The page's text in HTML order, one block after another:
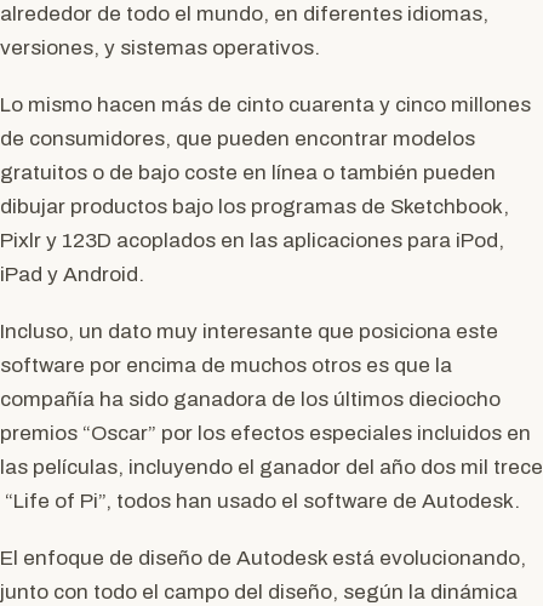
alrededor de todo el mundo, en diferentes idiomas,
versiones, y sistemas operativos.
Lo mismo hacen más de cinto cuarenta y cinco millones
de consumidores, que pueden encontrar modelos
gratuitos o de bajo coste en línea o también pueden
dibujar productos bajo los programas de Sketchbook,
Pixlr y 123D acoplados en las aplicaciones para iPod,
iPad y Android.
Incluso, un dato muy interesante que posiciona este
software por encima de muchos otros es que la
compañía ha sido ganadora de los últimos dieciocho
premios “Oscar” por los efectos especiales incluidos en
las películas, incluyendo el ganador del año dos mil trece
“Life of Pi”, todos han usado el software de Autodesk.
El enfoque de diseño de Autodesk está evolucionando,
junto con todo el campo del diseño, según la dinámica